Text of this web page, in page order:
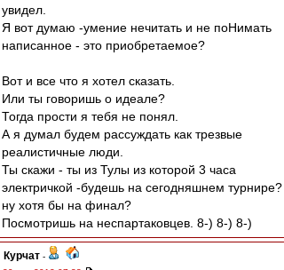
увидел.
Я вот думаю -умение нечитать и не поНимать
написанное - это приобретаемое?
Вот и все что я хотел сказать.
Или ты говоришь о идеале?
Тогда прости я тебя не понял.
А я думал будем рассуждать как трезвые
реалистичные люди.
Ты скажи - ты из Тулы из которой 3 часа
электричкой -будешь на сегодняшнем турнире?
ну хотя бы на финал?
Посмотришь на неспартаковцев. 8-) 8-) 8-)
Курчат -